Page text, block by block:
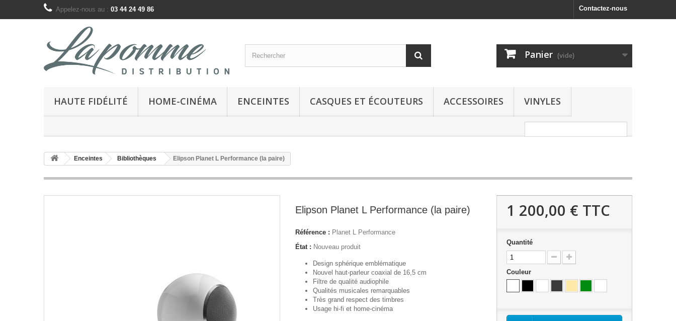
Contactez-nous
Appelez-nous au : 03 44 24 49 86
Panier (vide)
HAUTE FIDÉLITÉ HOME-CINÉMA ENCEINTES CASQUES ET ÉCOUTEURS ACCESSOIRES VINYLES
Enceintes Bibliothèques Elipson Planet L Performance (la paire)
Elipson Planet L Performance (la paire)
Référence : Planet L Performance
État : Nouveau produit
Design sphérique emblématique
Nouvel haut-parleur coaxial de 16,5 cm
Filtre de qualité audiophile
Qualités musicales remarquables
Très grand respect des timbres
Usage hi-fi et home-cinéma
1 200,00 € TTC
Quantité
Couleur